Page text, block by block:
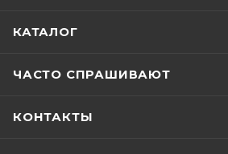
КАТАЛОГ
ЧАСТО СПРАШИВАЮТ
КОНТАКТЫ